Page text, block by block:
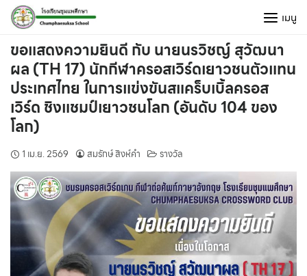
Skip
content
เมนู
ขอแสดงความยินดี กับ นายนรวิชญ์ สุวัฒนา
ผล (TH 17) นักกีฬาครอสเวิร์ดเยาวชนตัวแทน
ประเทศไทย ในการแข่งขันสแคร็บเบิ้ลครอส
เวิร์ด ชิงแชมป์เยาวชนโลก (อันดับ 104 ของ
โลก)
1 เม.ย. 2569 สมรักษ์ สิงห์คำ รางวัล